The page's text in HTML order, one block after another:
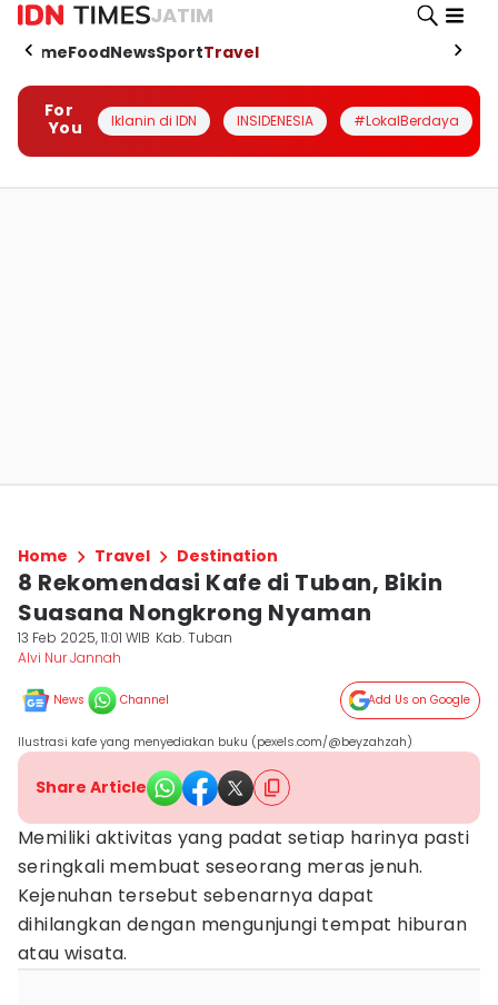
JATIM
HomeFoodNewsSportTravel
For
You
Iklanin di IDN INSIDENESIA #LokalBerdaya
Home Travel Destination
8 Rekomendasi Kafe di Tuban, Bikin
Suasana Nongkrong Nyaman
13 Feb 2025, 11:01 WIB Kab. Tuban
Alvi Nur Jannah
News Channel Add Us on Google
Ilustrasi kafe yang menyediakan buku (pexels.com/@beyzahzah)
Share Article
Memiliki aktivitas yang padat setiap harinya pasti
seringkali membuat seseorang meras jenuh.
Kejenuhan tersebut sebenarnya dapat
dihilangkan dengan mengunjungi tempat hiburan
atau wisata.